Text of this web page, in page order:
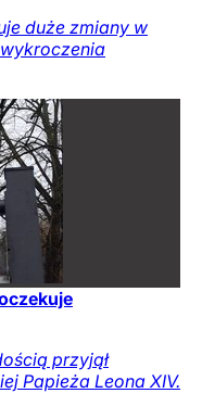
duże zmiany w
przyjął
Papieża Leona XIV.